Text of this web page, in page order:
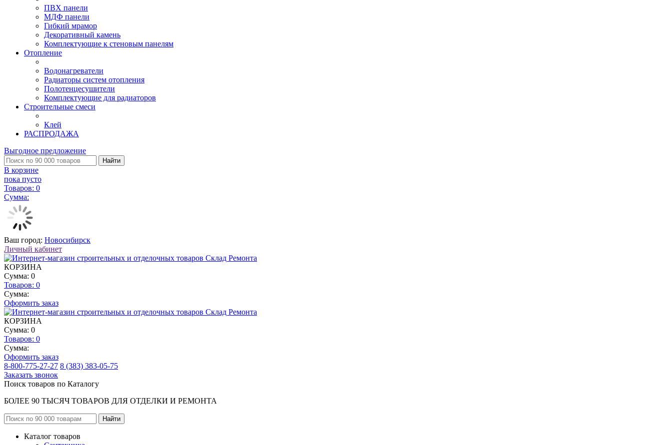
ПВХ панели
МДФ панели
Гибкий мрамор
Декоративный камень
Комплектующие к стеновым панелям
Отопление
Водонагреватели
Радиаторы систем отопления
Полотенцесушители
Комплектующие для радиаторов
Строительные смеси
Клей
РАСПРОДАЖА
Выгодное предложение
Найти
В корзине
пока пусто
Товаров: 0
Сумма:
Ваш город: Новосибирск
Личный кабинет
КОРЗИНА
Сумма: 0
Товаров: 0
Сумма:
Оформить заказ
КОРЗИНА
Сумма: 0
Товаров: 0
Сумма:
Оформить заказ
8-800-775-27-27 8 (383) 383-05-75
Заказать звонок
Поиск товаров по Каталогу
БОЛЕЕ 90 ТЫСЯЧ ТОВАРОВ ДЛЯ ОТДЕЛКИ И РЕМОНТА
Каталог товаров